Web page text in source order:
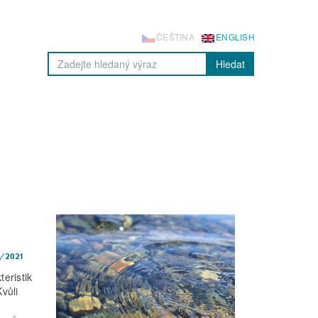
ENGLISH
ČEŠTINA
Hledat
2021